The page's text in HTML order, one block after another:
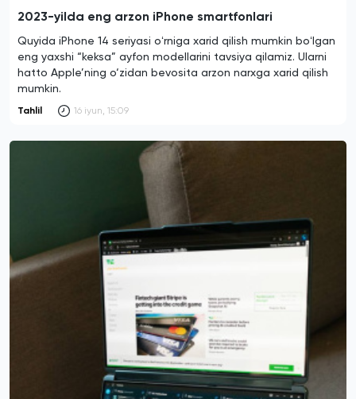
2023-yilda eng arzon iPhone smartfonlari
Quyida iPhone 14 seriyasi oʻrniga xarid qilish mumkin boʻlgan
eng yaxshi “keksa” ayfon modellarini tavsiya qilamiz. Ularni
hatto Apple’ning o‘zidan bevosita arzon narxga xarid qilish
mumkin.
Tahlil 16 iyun, 15:09